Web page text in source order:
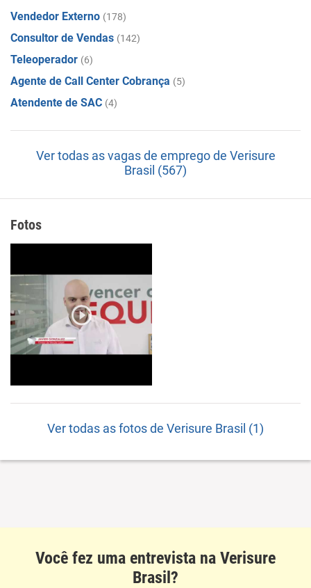
Vendedor Externo (178)
Consultor de Vendas (142)
Teleoperador (6)
Agente de Call Center Cobrança (5)
Atendente de SAC (4)
Ver todas as vagas de emprego de Verisure
Brasil (567)
Fotos
Ver todas as fotos de Verisure Brasil (1)
Você fez uma entrevista na Verisure
Brasil?